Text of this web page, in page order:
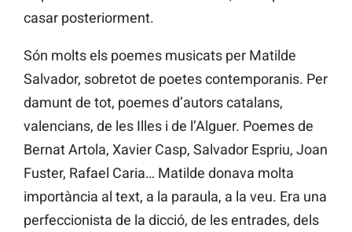
casar posteriorment.
Són molts els poemes musicats per Matilde
Salvador, sobretot de poetes contemporanis. Per
damunt de tot, poemes d’autors catalans,
valencians, de les Illes i de l’Alguer. Poemes de
Bernat Artola, Xavier Casp, Salvador Espriu, Joan
Fuster, Rafael Caria… Matilde donava molta
importància al text, a la paraula, a la veu. Era una
perfeccionista de la dicció, de les entrades, dels